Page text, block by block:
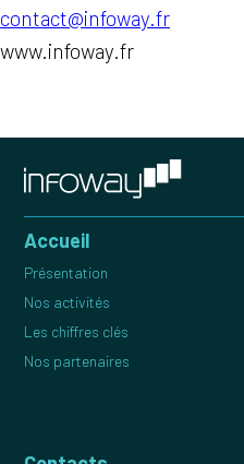
contact@infoway.fr
www.infoway.fr
Accueil
Présentation
Nos activités
Les chiffres clés
Nos partenaires